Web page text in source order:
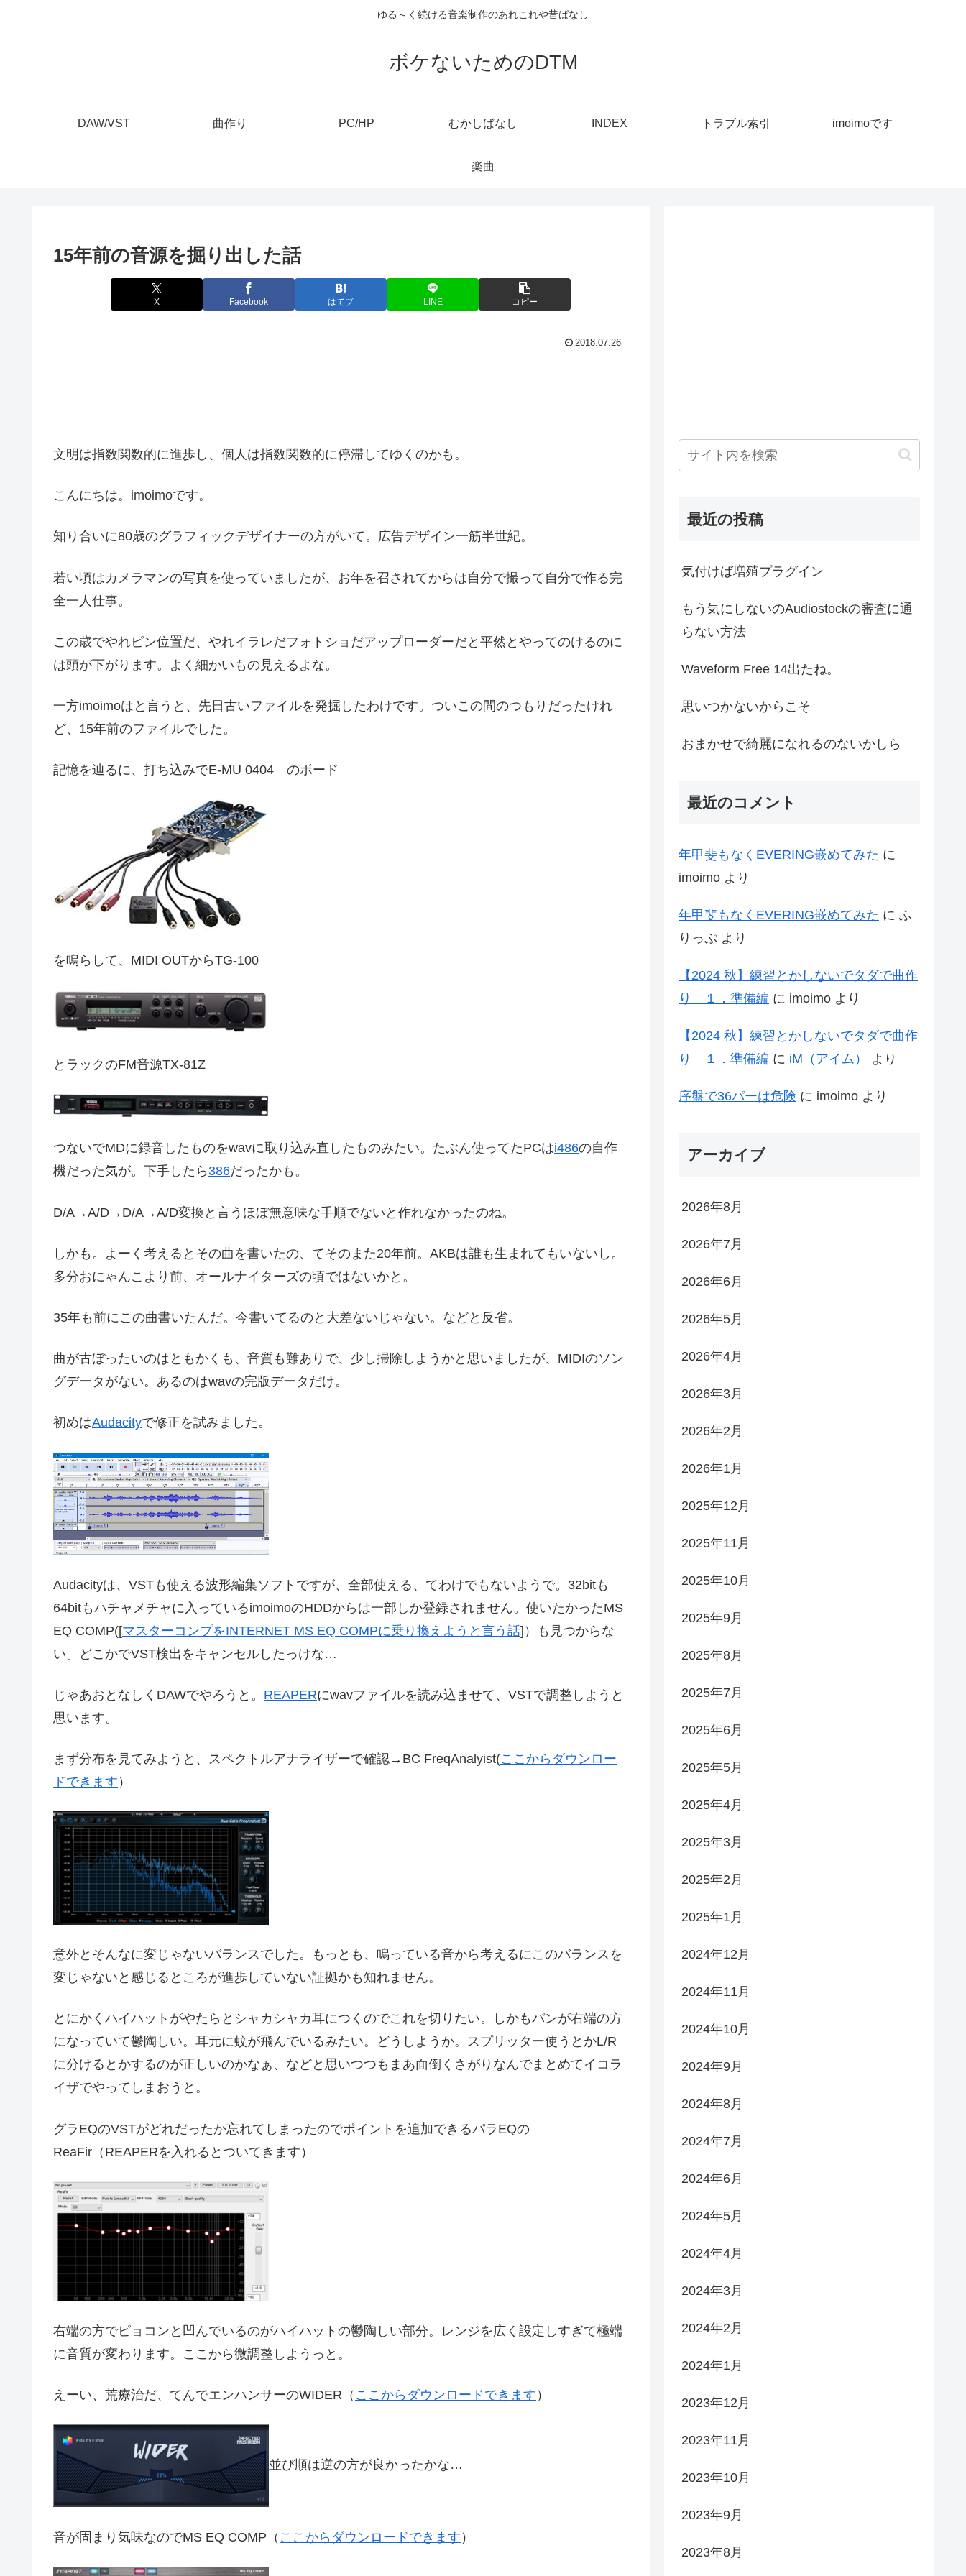
ゆる～く続ける音楽制作のあれこれや昔ばなし
ボケないためのDTM
DAW/VST 曲作り PC/HP むかしばなし INDEX トラブル索引 imoimoです
楽曲
15年前の音源を掘り出した話
X Facebook はてブ LINE コピー
2018.07.26
文明は指数関数的に進歩し、個人は指数関数的に停滞してゆくのかも。
こんにちは。imoimoです。
知り合いに80歳のグラフィックデザイナーの方がいて。広告デザイン一筋半世紀。
若い頃はカメラマンの写真を使っていましたが、お年を召されてからは自分で撮って自分で作る完
全一人仕事。
この歳でやれピン位置だ、やれイラレだフォトショだアップローダーだと平然とやってのけるのに
は頭が下がります。よく細かいもの見えるよな。
一方imoimoはと言うと、先日古いファイルを発掘したわけです。ついこの間のつもりだったけれ
ど、15年前のファイルでした。
記憶を辿るに、打ち込みでE-MU 0404 のボード
を鳴らして、MIDI OUTからTG-100
とラックのFM音源TX-81Z
つないでMDに録音したものをwavに取り込み直したものみたい。たぶん使ってたPCはi486の自作
機だった気が。下手したら 386だったかも。
D/A→A/D→D/A→A/D変換と言うほぼ無意味な手順でないと作れなかったのね。
しかも。よーく考えるとその曲を書いたの、てそのまた20年前。AKBは誰も生まれてもいないし。
多分おにゃんこより前、オールナイターズの頃ではないかと。
35年も前にこの曲書いたんだ。今書いてるのと大差ないじゃない。などと反省。
曲が古ぼったいのはともかくも、音質も難ありで、少し掃除しようかと思いましたが、MIDIのソン
グデータがない。あるのはwavの完版データだけ。
初めはAudacityで修正を試みました。
Audacityは、VSTも使える波形編集ソフトですが、全部使える、てわけでもないようで。32bitも
64bitもハチャメチャに入っているimoimoのHDDからは一部しか登録されません。使いたかったMS
EQ COMP([マスターコンプをINTERNET MS EQ COMPに乗り換えようと言う話]）も見つからな
い。どこかでVST検出をキャンセルしたっけな…
じゃあおとなしくDAWでやろうと。 REAPERにwavファイルを読み込ませて、VSTで調整しようと
思います。
まず分布を見てみようと、スペクトルアナライザーで確認→BC FreqAnalyist(ここからダウンロー
ドできます ）
意外とそんなに変じゃないバランスでした。もっとも、鳴っている音から考えるにこのバランスを
変じゃないと感じるところが進歩していない証拠かも知れません。
とにかくハイハットがやたらとシャカシャカ耳につくのでこれを切りたい。しかもパンが右端の方
になっていて鬱陶しい。耳元に蚊が飛んでいるみたい。どうしようか。スプリッター使うとかL/R
に分けるとかするのが正しいのかなぁ、などと思いつつもまあ面倒くさがりなんでまとめてイコラ
イザでやってしまおうと。
グラEQのVSTがどれだったか忘れてしまったのでポイントを追加できるパラEQの
ReaFir（REAPERを入れるとついてきます）
右端の方でピョコンと凹んでいるのがハイハットの鬱陶しい部分。レンジを広く設定しすぎて極端
に音質が変わります。ここから微調整しようっと。
えーい、荒療治だ、てんでエンハンサーのWIDER（ ここからダウンロードできます ）
並び順は逆の方が良かったかな…
音が固まり気味なのでMS EQ COMP（ ここからダウンロードできます ）
最近の投稿
気付けば増殖プラグイン
もう気にしないのAudiostockの審査に通
らない方法
Waveform Free 14出たね。
思いつかないからこそ
おまかせで綺麗になれるのないかしら
最近のコメント
年甲斐もなくEVERING嵌めてみた に
imoimo より
年甲斐もなくEVERING嵌めてみた に ふ
りっぷ より
【2024 秋】練習とかしないでタダで曲作
り １．準備編 に imoimo より
【2024 秋】練習とかしないでタダで曲作
り １．準備編 に iM（アイム） より
序盤で36パーは危険 に imoimo より
アーカイブ
2026年8月
2026年7月
2026年6月
2026年5月
2026年4月
2026年3月
2026年2月
2026年1月
2025年12月
2025年11月
2025年10月
2025年9月
2025年8月
2025年7月
2025年6月
2025年5月
2025年4月
2025年3月
2025年2月
2025年1月
2024年12月
2024年11月
2024年10月
2024年9月
2024年8月
2024年7月
2024年6月
2024年5月
2024年4月
2024年3月
2024年2月
2024年1月
2023年12月
2023年11月
2023年10月
2023年9月
2023年8月